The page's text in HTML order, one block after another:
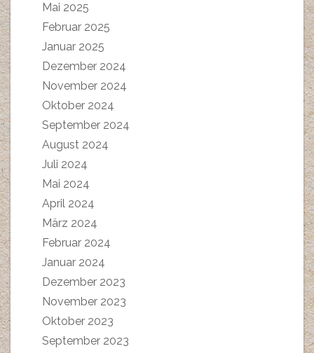
Mai 2025
Februar 2025
Januar 2025
Dezember 2024
November 2024
Oktober 2024
September 2024
August 2024
Juli 2024
Mai 2024
April 2024
März 2024
Februar 2024
Januar 2024
Dezember 2023
November 2023
Oktober 2023
September 2023